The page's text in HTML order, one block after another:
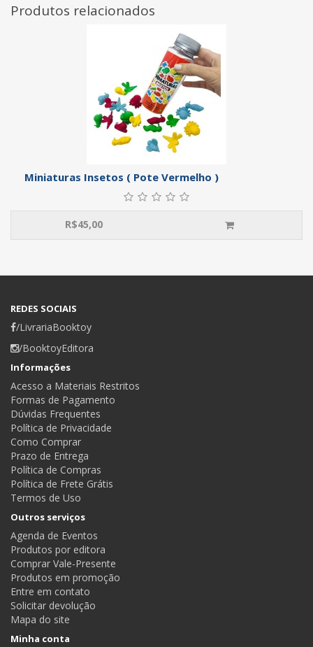
Produtos relacionados
Miniaturas Insetos ( Pote Vermelho )
R$45,00
REDES SOCIAIS
/LivrariaBooktoy
/BooktoyEditora
Informações
Acesso a Materiais Restritos
Formas de Pagamento
Dúvidas Frequentes
Política de Privacidade
Como Comprar
Prazo de Entrega
Política de Compras
Política de Frete Grátis
Termos de Uso
Outros serviços
Agenda de Eventos
Produtos por editora
Comprar Vale-Presente
Produtos em promoção
Entre em contato
Solicitar devolução
Mapa do site
Minha conta